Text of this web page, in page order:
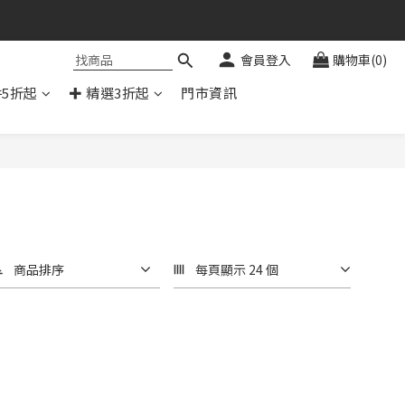
會員登入 購物車(0)
折起 ✚ 精選3折起 門市資訊
商品排序 每頁顯示 24 個